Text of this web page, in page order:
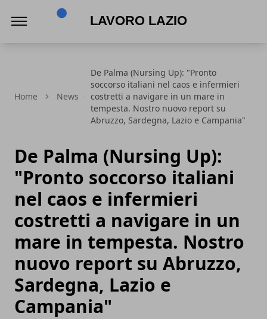
Home News
De Palma (Nursing Up): "Pronto
soccorso italiani nel caos e infermieri
costretti a navigare in un mare in
tempesta. Nostro nuovo report su
Abruzzo, Sardegna, Lazio e Campania"
De Palma (Nursing Up):
"Pronto soccorso italiani
nel caos e infermieri
costretti a navigare in un
mare in tempesta. Nostro
nuovo report su Abruzzo,
Sardegna, Lazio e
Campania"